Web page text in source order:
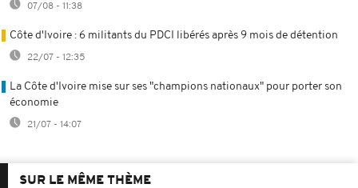
07/08 - 11:38
Côte d'Ivoire : 6 militants du PDCI libérés après 9 mois de détention
22/07 - 12:35
La Côte d'Ivoire mise sur ses "champions nationaux" pour porter son
économie
21/07 - 14:07
SUR LE MÊME THÈME